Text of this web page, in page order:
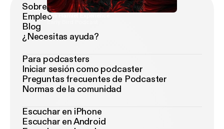
The Hamlet Experience
Sobre Podimo
Empleo
Blog
¿Necesitas ayuda?
Para podcasters
Iniciar sesión como podcaster
Preguntas frecuentes de Podcaster
Normas de la comunidad
Escuchar en iPhone
Escuchar en Android